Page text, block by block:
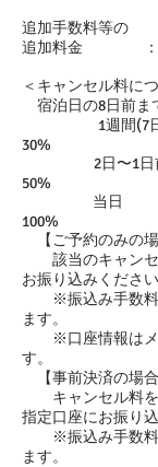
追加手数料等の
追加料金 ：
＜キャンセル料に
宿泊日の8日
1週間(7日)〜
30%
2日〜1日
50%
当日
100%
【ご予約のみの場
該当のキャンセ
お振り込みください
※振込み手数料
ます。
※口座情報はメ
す。
【事前決済の場合
キャンセル料を
指定口座にお振り
※振込み手数料
ます。